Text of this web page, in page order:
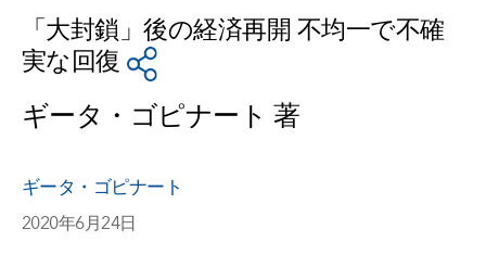
「大封鎖」後の経済再開 不均一で不確
実な回復
ギータ・ゴピナート 著
ギータ・ゴピナート
2020年6月24日